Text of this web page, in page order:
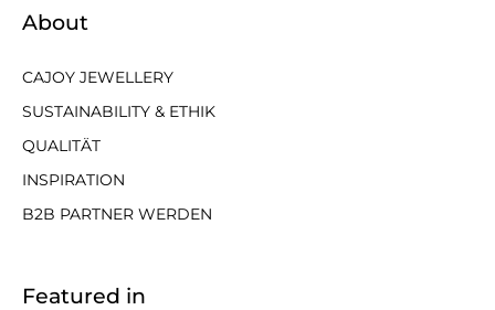
About
CAJOY JEWELLERY
SUSTAINABILITY & ETHIK
QUALITÄT
INSPIRATION
B2B PARTNER WERDEN
Featured in